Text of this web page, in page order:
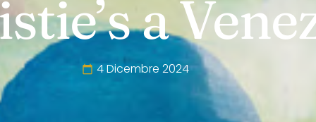
a
4 Dicembre 2024